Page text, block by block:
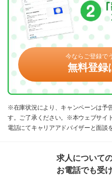
今ならご登録で
無料登録
※在庫状況により、キャンペーンは予
す。ご了承ください。※本ウェブサイ
電話にてキャリアアドバイザーと面談
求人について
お電話でも受